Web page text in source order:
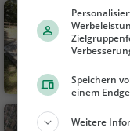
Speichern
einem
Weitere